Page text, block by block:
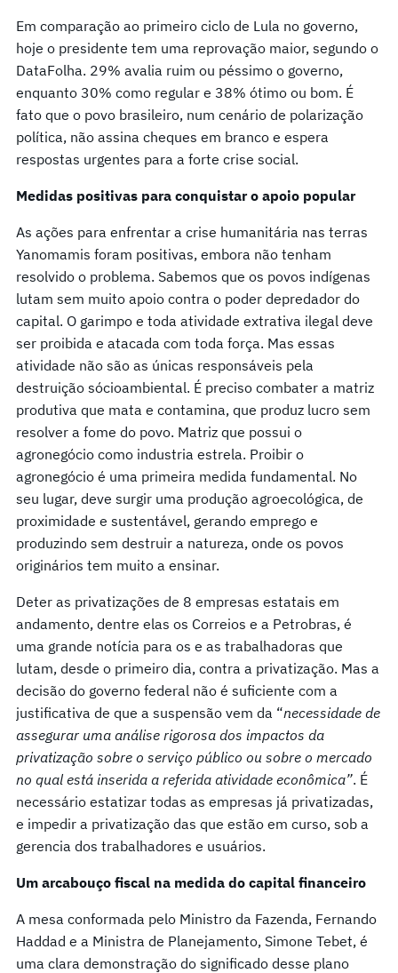
Em comparação ao primeiro ciclo de Lula no governo,
hoje o presidente tem uma reprovação maior, segundo o
DataFolha. 29% avalia ruim ou péssimo o governo,
enquanto 30% como regular e 38% ótimo ou bom. É
fato que o povo brasileiro, num cenário de polarização
política, não assina cheques em branco e espera
respostas urgentes para a forte crise social.
Medidas positivas para conquistar o apoio popular
As ações para enfrentar a crise humanitária nas terras
Yanomamis foram positivas, embora não tenham
resolvido o problema. Sabemos que os povos indígenas
lutam sem muito apoio contra o poder depredador do
capital. O garimpo e toda atividade extrativa ilegal deve
ser proibida e atacada com toda força. Mas essas
atividade não são as únicas responsáveis pela
destruição sócioambiental. É preciso combater a matriz
produtiva que mata e contamina, que produz lucro sem
resolver a fome do povo. Matriz que possui o
agronegócio como industria estrela. Proibir o
agronegócio é uma primeira medida fundamental. No
seu lugar, deve surgir uma produção agroecológica, de
proximidade e sustentável, gerando emprego e
produzindo sem destruir a natureza, onde os povos
originários tem muito a ensinar.
Deter as privatizações de 8 empresas estatais em
andamento, dentre elas os Correios e a Petrobras, é
uma grande notícia para os e as trabalhadoras que
lutam, desde o primeiro dia, contra a privatização. Mas a
decisão do governo federal não é suficiente com a
justificativa de que a suspensão vem da “necessidade de
assegurar uma análise rigorosa dos impactos da
privatização sobre o serviço público ou sobre o mercado
no qual está inserida a referida atividade econômica”. É
necessário estatizar todas as empresas já privatizadas,
e impedir a privatização das que estão em curso, sob a
gerencia dos trabalhadores e usuários.
Um arcabouço fiscal na medida do capital financeiro
A mesa conformada pelo Ministro da Fazenda, Fernando
Haddad e a Ministra de Planejamento, Simone Tebet, é
uma clara demonstração do significado desse plano